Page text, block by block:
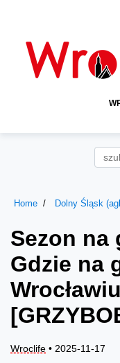
Home Dolny Śląsk
Sezon na
Gdzie na
Wroclife • 2025-11-17